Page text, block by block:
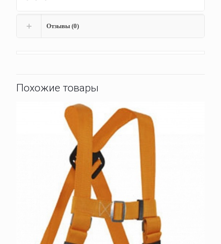
Отзывы (0)
Похожие товары